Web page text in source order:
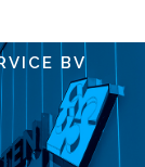
BV